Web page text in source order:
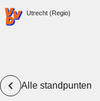
VVD.nl - Ga naar de
Utrecht (Regio)
Alle standpunten